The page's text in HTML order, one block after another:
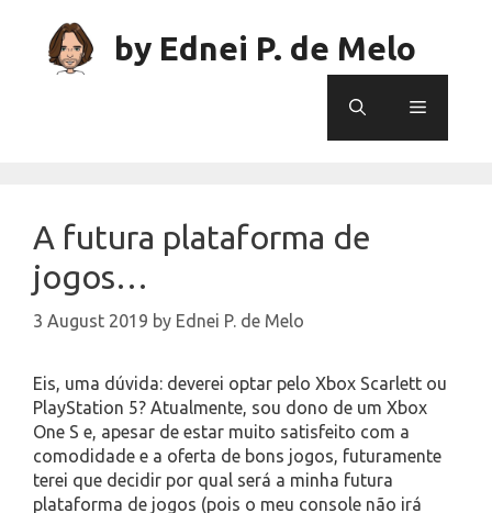
content
by Ednei P. de Melo
Menu
A futura plataforma de
jogos…
3 August 2019 by Ednei P. de Melo
Eis, uma dúvida: deverei optar pelo Xbox Scarlett ou
PlayStation 5? Atualmente, sou dono de um Xbox
One S e, apesar de estar muito satisfeito com a
comodidade e a oferta de bons jogos, futuramente
terei que decidir por qual será a minha futura
plataforma de jogos (pois o meu console não irá